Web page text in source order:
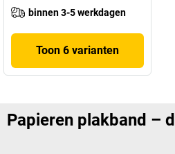
binnen 3-5 werkdagen
Toon 6 varianten
Papieren plakband –